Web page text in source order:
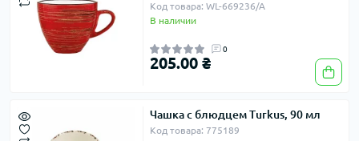
Код товара: WL-669236/A
В наличии
0
205.00 ₴
Чашка с блюдцем Turkus, 90 мл
Код товара: 775189